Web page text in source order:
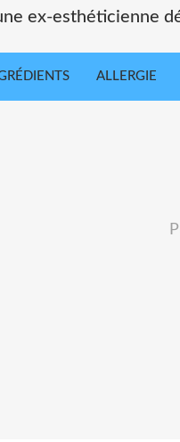
ex-esthéticienne
ALLERGIE